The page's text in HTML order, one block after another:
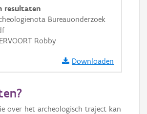
in grijswaarden
resultaten
Bureauonderzoek
Robby
Downloaden
over het archeologisch traject kan